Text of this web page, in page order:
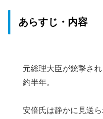
あらすじ・内容
元総理大臣が銃撃さ
約半年。
安倍氏は静かに見送